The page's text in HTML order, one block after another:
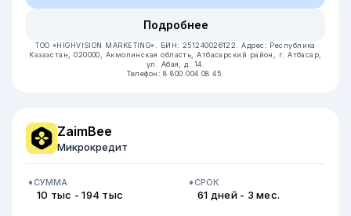
Подробнее
ТОО «HIGHVISION MARKETING». БИН: 251240026122.Адрес: Республика
Казахстан, 020000, Акмолинская область, Атбасарский район, г. Атбасар,
ул. Абая, д. 14.
Телефон: 8 800 004 08 45.
ZaimBee
Микрокредит
СУММА
10 тыс - 194 тыс
СРОК
61 дней - 3 мес.